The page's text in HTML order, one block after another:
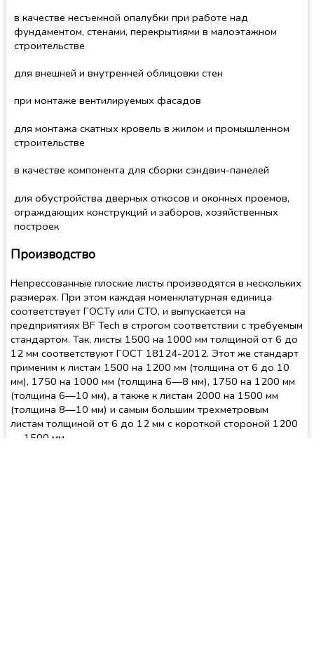
в качестве несъемной опалубки при работе над
фундаментом, стенами, перекрытиями в малоэтажном
строительстве
для внешней и внутренней облицовки стен
при монтаже вентилируемых фасадов
для монтажа скатных кровель в жилом и промышленном
строительстве
в качестве компонента для сборки сэндвич-панелей
для обустройства дверных откосов и оконных проемов,
ограждающих конструкций и заборов, хозяйственных
построек
Производство
Непрессованные плоские листы производятся в нескольких
размерах. При этом каждая номенклатурная единица
соответствует ГОСТу или СТО, и выпускается на
предприятиях BF Tech в строгом соответствии с требуемым
стандартом. Так, листы 1500 на 1000 мм толщиной от 6 до
12 мм соответствуют ГОСТ 18124-2012. Этот же стандарт
применим к листам 1500 на 1200 мм (толщина от 6 до 10
мм), 1750 на 1000 мм (толщина 6—8 мм), 1750 на 1200 мм
(толщина 6—10 мм), а также к листам 2000 на 1500 мм
(толщина 8—10 мм) и самым большим трехметровым
листам толщиной от 6 до 12 мм с короткой стороной 1200
— 1500 мм.